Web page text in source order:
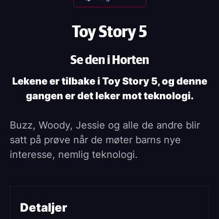
Detaljer
Toy Story 5
Se den i Horten
Lekene er tilbake i Toy Story 5, og denne
gangen er det leker mot teknologi.
Buzz, Woody, Jessie og alle de andre blir
satt på prøve når de møter barns nye
interesse, nemlig teknologi.